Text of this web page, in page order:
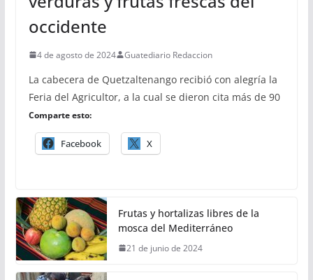
occidente
4 de agosto de 2024 Guatediario Redaccion
La cabecera de Quetzaltenango recibió con alegría la
Feria del Agricultor, a la cual se dieron cita más de 90
Comparte esto:
Facebook X
Frutas y hortalizas libres de la
mosca del Mediterráneo
21 de junio de 2024